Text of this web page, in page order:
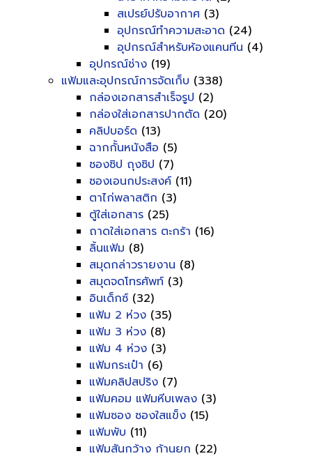
สเปรย์ปรับอากาศ (3)
อุปกรณ์ทำความสะอาด (24)
อุปกรณ์สำหรับห้องแคนทีน (4)
อุปกรณ์ช่าง (19)
แฟ้มและอุปกรณ์การจัดเก็บ (338)
กล่องเอกสารสำเร็จรูป (2)
กล่องใส่เอกสารปากตัด (20)
คลิปบอร์ด (13)
ฉากกั้นหนังสือ (5)
ซองซิป ถุงซิป (7)
ซองเอนกประสงค์ (11)
ตาไก่พลาสติก (3)
ตู้ใส่เอกสาร (25)
ถาดใส่เอกสาร ตะกร้า (16)
ลิ้นแฟ้ม (8)
สมุดกล่าวรายงาน (8)
สมุดจดโทรศัพท์ (3)
อินเด็กซ์ (32)
แฟ้ม 2 ห่วง (35)
แฟ้ม 3 ห่วง (8)
แฟ้ม 4 ห่วง (3)
แฟ้มกระเป๋า (6)
แฟ้มคลิปสปริง (7)
แฟ้มคอม แฟ้มหีบเพลง (3)
แฟ้มซอง ซองใสแข็ง (15)
แฟ้มพับ (11)
แฟ้มสันกว้าง ก้านยก (22)